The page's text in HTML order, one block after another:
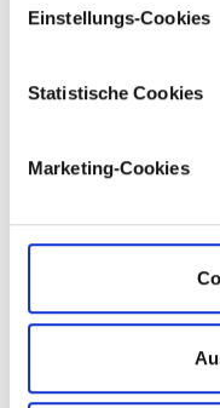
Datenschutzrichtlinie
Einstellungs-Cookies
Statistische Cookies
Marketing-Cookies
Erfahren Siehier